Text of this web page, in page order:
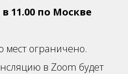
11.00 по Москве
мест ограничено.
в Zoom будет